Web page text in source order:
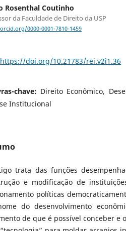
Rosenthal Coutinho
da Faculdade de Direito da USP
0000-0001-7810-1459
https://doi.org/10.21783/rei.v2i1.36
chave: Direito Econômico,
Institucional
trata das funções
e modificação de
políticas
do desenvolvimento
de que é possível conceber e